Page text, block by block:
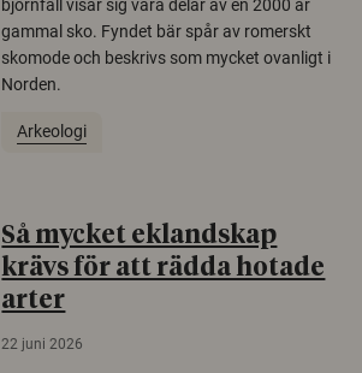
björnfäll visar sig vara delar av en 2000 år
gammal sko. Fyndet bär spår av romerskt
skomode och beskrivs som mycket ovanligt i
Norden.
Arkeologi
Så mycket eklandskap
krävs för att rädda hotade
arter
22 juni 2026